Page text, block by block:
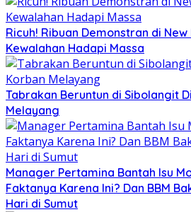
Ricuh! Ribuan Demonstran di New
Kewalahan Hadapi Massa
Tabrakan Beruntun di Sibolangit
Melayang
Manager Pertamina Bantah Isu
Faktanya Karena Ini? Dan BBM
Hari di Sumut